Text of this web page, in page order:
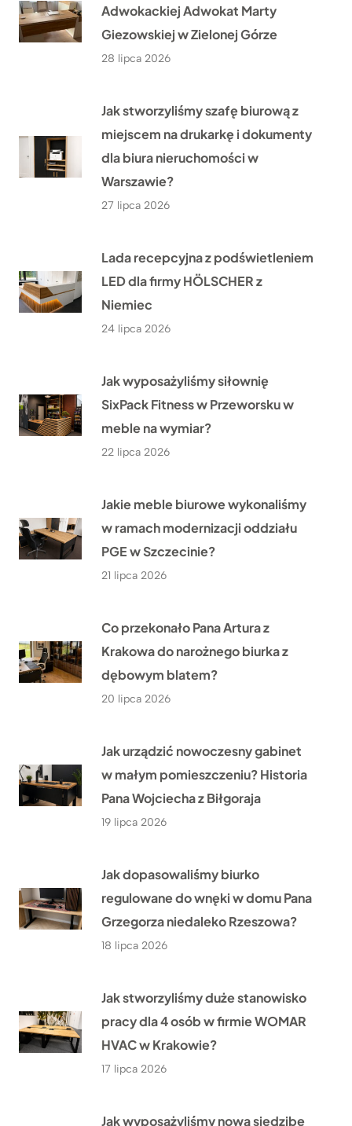
Adwokackiej Adwokat Marty
Giezowskiej w Zielonej Górze
28 lipca 2026
Jak stworzyliśmy szafę biurową z
miejscem na drukarkę i dokumenty
dla biura nieruchomości w
Warszawie?
27 lipca 2026
Lada recepcyjna z podświetleniem
LED dla firmy HÖLSCHER z
Niemiec
24 lipca 2026
Jak wyposażyliśmy siłownię
SixPack Fitness w Przeworsku w
meble na wymiar?
22 lipca 2026
Jakie meble biurowe wykonaliśmy
w ramach modernizacji oddziału
PGE w Szczecinie?
21 lipca 2026
Co przekonało Pana Artura z
Krakowa do narożnego biurka z
dębowym blatem?
20 lipca 2026
Jak urządzić nowoczesny gabinet
w małym pomieszczeniu? Historia
Pana Wojciecha z Biłgoraja
19 lipca 2026
Jak dopasowaliśmy biurko
regulowane do wnęki w domu Pana
Grzegorza niedaleko Rzeszowa?
18 lipca 2026
Jak stworzyliśmy duże stanowisko
pracy dla 4 osób w firmie WOMAR
HVAC w Krakowie?
17 lipca 2026
Jak wyposażyliśmy nową siedzibę